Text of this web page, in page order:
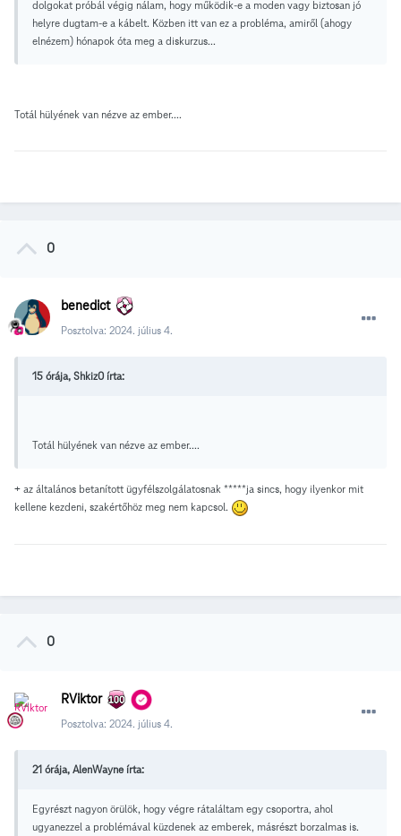
dolgokat próbál végig nálam, hogy működik-e a moden vagy biztosan jó
helyre dugtam-e a kábelt. Közben itt van ez a probléma, amiről (ahogy
elnézem) hónapok óta meg a diskurzus...
Totál hülyének van nézve az ember....
0
benedict
Posztolva: 2024. július 4.
15 órája, Shkiz0 írta:
Totál hülyének van nézve az ember....
+ az általános betanított ügyfélszolgálatosnak *****ja sincs, hogy ilyenkor mit
kellene kezdeni, szakértőhöz meg nem kapcsol.
0
RViktor
Posztolva: 2024. július 4.
21 órája, AlenWayne írta:
Egyrészt nagyon örülök, hogy végre rátaláltam egy csoportra, ahol
ugyanezzel a problémával küzdenek az emberek, másrészt borzalmas is.